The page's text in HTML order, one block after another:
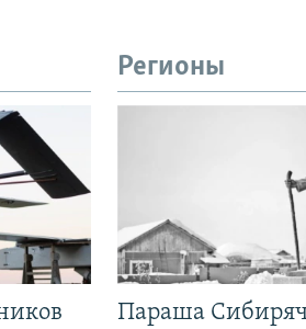
Регионы
Параша